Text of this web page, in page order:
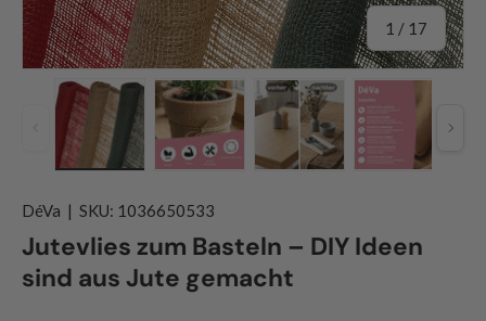
1 / von
17
Vorherige
DéVa | SKU: 1036650533
Jutevlies zum Basteln – DIY Ideen
sind aus Jute gemacht